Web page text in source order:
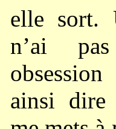
elle sort.
n’ai
ainsi dire